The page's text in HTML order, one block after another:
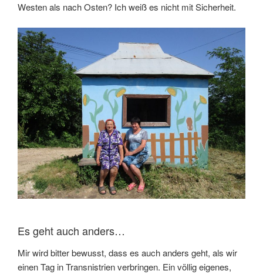
Westen als nach Osten? Ich weiß es nicht mit Sicherheit.
Es geht auch anders…
Mir wird bitter bewusst, dass es auch anders geht, als wir
einen Tag in Transnistrien verbringen. Ein völlig eigenes,